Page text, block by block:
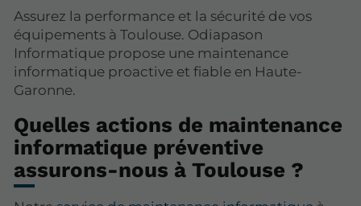
Assurez la performance et la sécurité de vos
équipements à Toulouse. Odiapason
Informatique propose une maintenance
informatique proactive et fiable en Haute-
Garonne.
Quelles actions de maintenance
informatique préventive
assurons-nous à Toulouse ?